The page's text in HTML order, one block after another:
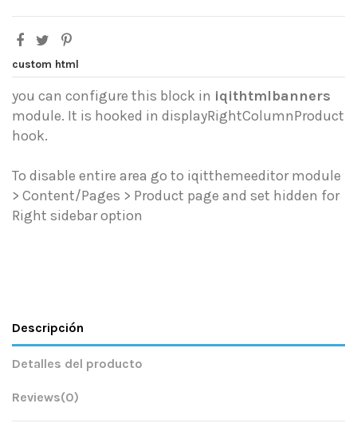
custom html
you can configure this block in iqithtmlbanners
module. It is hooked in displayRightColumnProduct
hook.
To disable entire area go to iqitthemeeditor module
> Content/Pages > Product page and set hidden for
Right sidebar option
Descripción
Detalles del producto
Reviews(0)